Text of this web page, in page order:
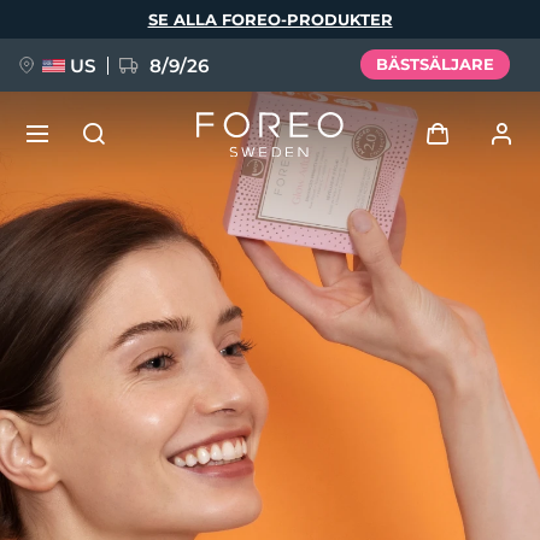
SE ALLA FOREO-PRODUKTER
US 8/9/26 BÄSTSÄLJARE
Användarprofil
Mina enheter
Mina beställningar
Mina adresser
Mina prenumerationer
NYHET
FAQ™ Pure Beauty-Tech Elixir
BREAKING NEWS
issa™ Teeth Whitening Set
Språk
English Deutsch
Español
Français
Italiano
Português
Polski
Svenska
Türkçe
简体中文